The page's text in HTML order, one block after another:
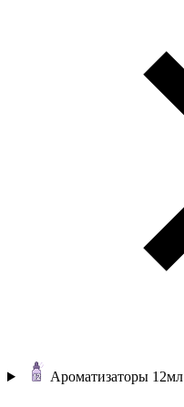
Ароматизаторы 12мл